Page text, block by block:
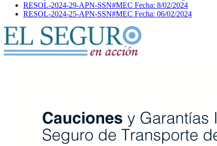
RESOL-2024-29-APN-SSN#MEC Fecha: 8/02/2024
RESOL-2024-25-APN-SSN#MEC Fecha: 06/02/2024